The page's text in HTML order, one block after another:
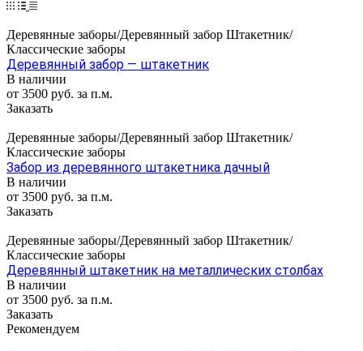
Деревянные заборы/Деревянный забор Штакетник/
Классические заборы
Деревянный забор — штакетник
В наличии
от 3500 руб. за п.м.
Заказать
Деревянные заборы/Деревянный забор Штакетник/
Классические заборы
Забор из деревянного штакетника дачный
В наличии
от 3500 руб. за п.м.
Заказать
Деревянные заборы/Деревянный забор Штакетник/
Классические заборы
Деревянный штакетник на металлических столбах
В наличии
от 3500 руб. за п.м.
Заказать
Рекомендуем